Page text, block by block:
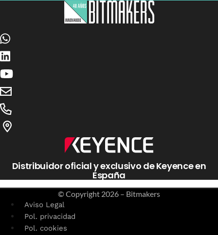
Distribuidor oficial y exclusivo de Keyence en
España
© Copyright 2026 – Bitmakers
Aviso Legal
Pol. privacidad
Pol. cookies